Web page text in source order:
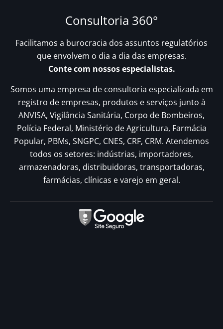
Consultoria 360°
Facilitamos a burocracia dos assuntos regulatórios
que envolvem o dia a dia das empresas.
Conte com nossos especialistas.
Somos uma empresa de consultoria especializada em
registro de empresas, produtos e serviços junto à
ANVISA, Vigilância Sanitária, Corpo de Bombeiros,
Polícia Federal, Ministério de Agricultura, Farmácia
Popular, PBMs, SNGPC, CNES, CRF, CRM. Atendemos
todos os setores: indústrias, importadores,
armazenadoras, distribuidoras, transportadoras,
farmácias, clínicas e varejo em geral.